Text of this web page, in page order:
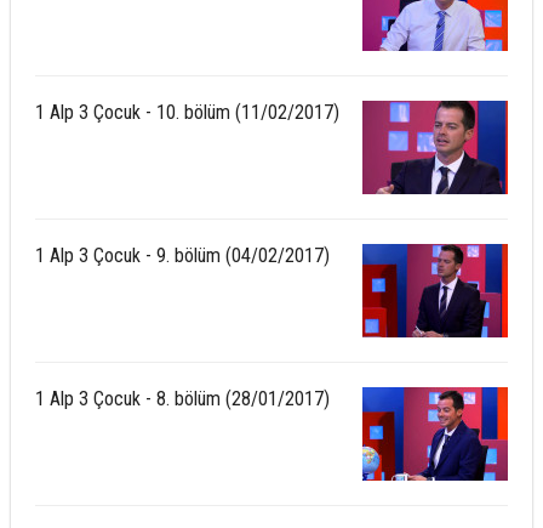
1 Alp 3 Çocuk - 10. bölüm (11/02/2017)
1 Alp 3 Çocuk - 9. bölüm (04/02/2017)
1 Alp 3 Çocuk - 8. bölüm (28/01/2017)